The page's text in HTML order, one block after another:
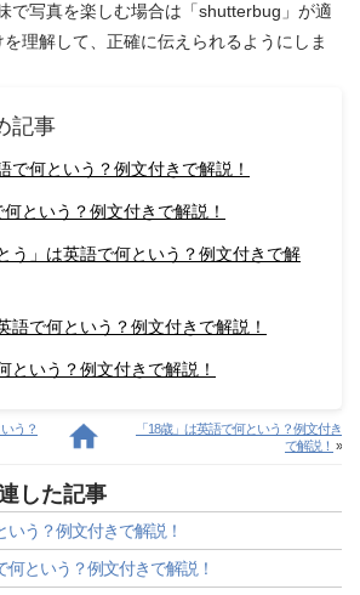
で写真を楽しむ場合は「shutterbug」が適
理解して、正確に伝えられるようにしま
記事
で何という？例文付きで解説！
何という？例文付きで解説！
う」は英語で何という？例文付きで解
語で何という？例文付きで解説！
という？例文付きで解説！
う？
「18歳」は英語で何という？例文付き
で解説！ »
した記事
いう？例文付きで解説！
何という？例文付きで解説！